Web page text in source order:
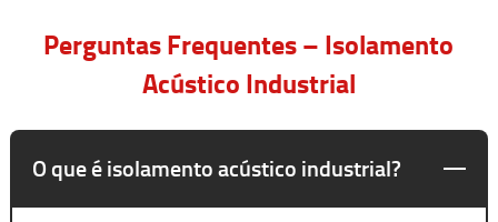
Perguntas Frequentes – Isolamento
Acústico Industrial
O que é isolamento acústico industrial?